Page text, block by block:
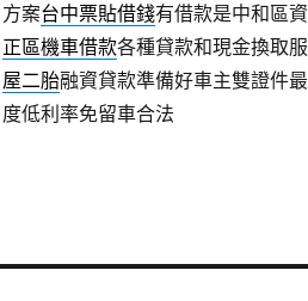
方案台中票貼借錢有借款是中和區
正區機車借款各種貸款和現金換取
屋二胎融資貸款準備好車主雙證件
度低利率免留車合法